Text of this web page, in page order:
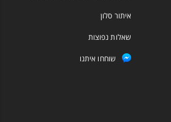
איתור סלון
שאלות נפוצות
שוחחו איתנו